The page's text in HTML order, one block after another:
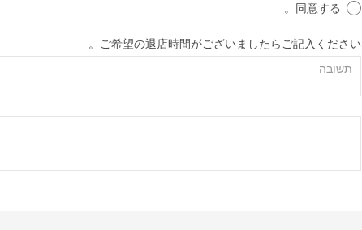
同意する。
ご希望の退店時間がございましたらご記入ください。